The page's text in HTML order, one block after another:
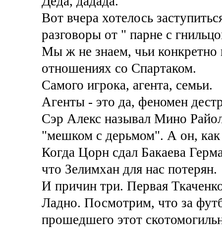
Вот вчера хотелось
разговоры от " парне с
Мы ж не знаем, чьи конкретно
отношениях со Спартаком.
Самого игрока, агента, семьи.
Агенты - это да, феномен
Сэр Алекс называл Мино
"мешком с дерьмом". А он, как
Когда Цорн сдал Бакаева
что Зелимхан для нас потерян.
И причин три. Первая
Ладно. Посмотрим, что за
прошедшего этот